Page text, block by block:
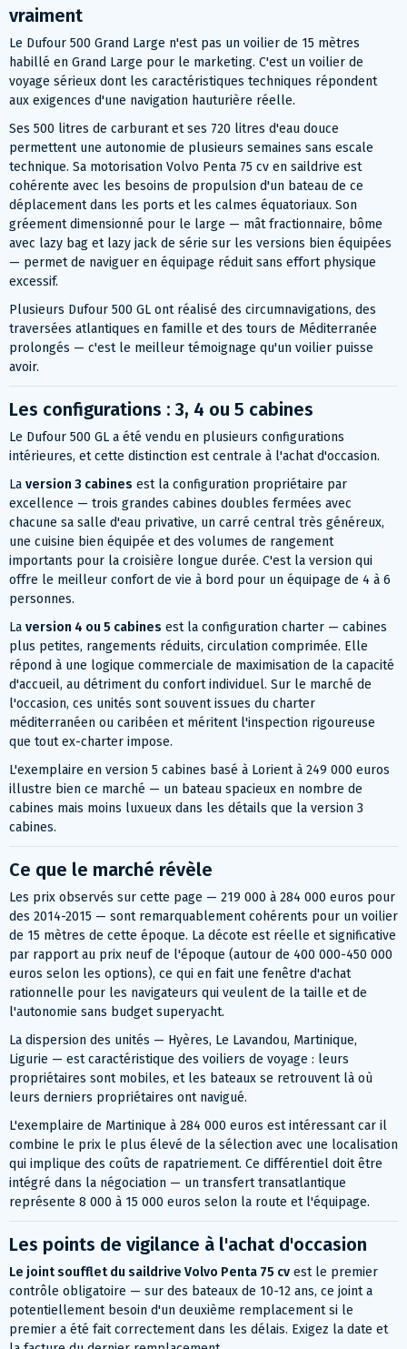
vraiment
Le Dufour 500 Grand Large n'est pas un voilier de 15 mètres
habillé en Grand Large pour le marketing. C'est un voilier de
voyage sérieux dont les caractéristiques techniques répondent
aux exigences d'une navigation hauturière réelle.
Ses 500 litres de carburant et ses 720 litres d'eau douce
permettent une autonomie de plusieurs semaines sans escale
technique. Sa motorisation Volvo Penta 75 cv en saildrive est
cohérente avec les besoins de propulsion d'un bateau de ce
déplacement dans les ports et les calmes équatoriaux. Son
gréement dimensionné pour le large — mât fractionnaire, bôme
avec lazy bag et lazy jack de série sur les versions bien équipées
— permet de naviguer en équipage réduit sans effort physique
excessif.
Plusieurs Dufour 500 GL ont réalisé des circumnavigations, des
traversées atlantiques en famille et des tours de Méditerranée
prolongés — c'est le meilleur témoignage qu'un voilier puisse
avoir.
Les configurations : 3, 4 ou 5 cabines
Le Dufour 500 GL a été vendu en plusieurs configurations
intérieures, et cette distinction est centrale à l'achat d'occasion.
La version 3 cabines est la configuration propriétaire par
excellence — trois grandes cabines doubles fermées avec
chacune sa salle d'eau privative, un carré central très généreux,
une cuisine bien équipée et des volumes de rangement
importants pour la croisière longue durée. C'est la version qui
offre le meilleur confort de vie à bord pour un équipage de 4 à 6
personnes.
La version 4 ou 5 cabines est la configuration charter — cabines
plus petites, rangements réduits, circulation comprimée. Elle
répond à une logique commerciale de maximisation de la capacité
d'accueil, au détriment du confort individuel. Sur le marché de
l'occasion, ces unités sont souvent issues du charter
méditerranéen ou caribéen et méritent l'inspection rigoureuse
que tout ex-charter impose.
L'exemplaire en version 5 cabines basé à Lorient à 249 000 euros
illustre bien ce marché — un bateau spacieux en nombre de
cabines mais moins luxueux dans les détails que la version 3
cabines.
Ce que le marché révèle
Les prix observés sur cette page — 219 000 à 284 000 euros pour
des 2014-2015 — sont remarquablement cohérents pour un voilier
de 15 mètres de cette époque. La décote est réelle et significative
par rapport au prix neuf de l'époque (autour de 400 000-450 000
euros selon les options), ce qui en fait une fenêtre d'achat
rationnelle pour les navigateurs qui veulent de la taille et de
l'autonomie sans budget superyacht.
La dispersion des unités — Hyères, Le Lavandou, Martinique,
Ligurie — est caractéristique des voiliers de voyage : leurs
propriétaires sont mobiles, et les bateaux se retrouvent là où
leurs derniers propriétaires ont navigué.
L'exemplaire de Martinique à 284 000 euros est intéressant car il
combine le prix le plus élevé de la sélection avec une localisation
qui implique des coûts de rapatriement. Ce différentiel doit être
intégré dans la négociation — un transfert transatlantique
représente 8 000 à 15 000 euros selon la route et l'équipage.
Les points de vigilance à l'achat d'occasion
Le joint soufflet du saildrive Volvo Penta 75 cv est le premier
contrôle obligatoire — sur des bateaux de 10-12 ans, ce joint a
potentiellement besoin d'un deuxième remplacement si le
premier a été fait correctement dans les délais. Exigez la date et